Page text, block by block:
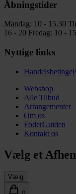
Åbningstider
Mandag: 10 - 15.30
16 - 20 Fredag: 10 -
Nyttige links
Webshop
Alle Tilbud
Arrangementer
Om os
FoderGuiden
Kontakt os
Vælg et
Vælg